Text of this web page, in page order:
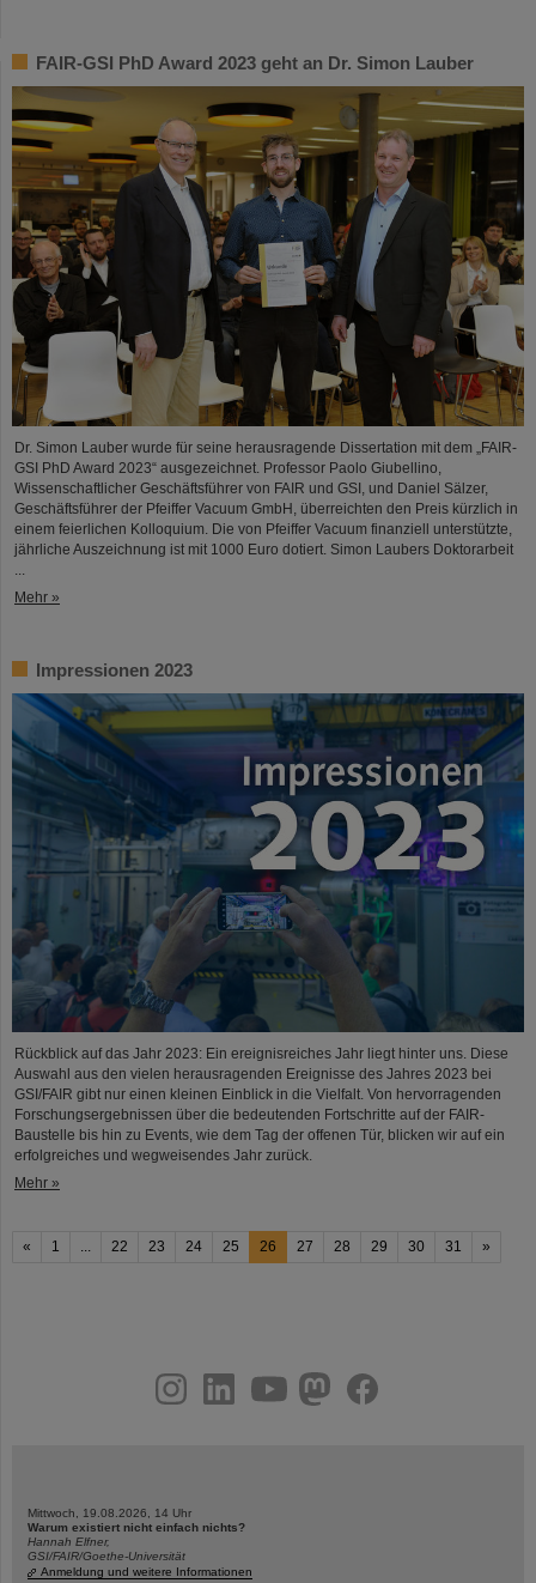
FAIR-GSI PhD Award 2023 geht an Dr. Simon Lauber
Dr. Simon Lauber wurde für seine herausragende Dissertation mit dem „FAIR-
GSI PhD Award 2023“ ausgezeichnet. Professor Paolo Giubellino,
Wissenschaftlicher Geschäftsführer von FAIR und GSI, und Daniel Sälzer,
Geschäftsführer der Pfeiffer Vacuum GmbH, überreichten den Preis kürzlich in
einem feierlichen Kolloquium. Die von Pfeiffer Vacuum finanziell unterstützte,
jährliche Auszeichnung ist mit 1000 Euro dotiert. Simon Laubers Doktorarbeit
...
Mehr »
Impressionen 2023
Rückblick auf das Jahr 2023: Ein ereignisreiches Jahr liegt hinter uns. Diese
Auswahl aus den vielen herausragenden Ereignisse des Jahres 2023 bei
GSI/FAIR gibt nur einen kleinen Einblick in die Vielfalt. Von hervorragenden
Forschungsergebnissen über die bedeutenden Fortschritte auf der FAIR-
Baustelle bis hin zu Events, wie dem Tag der offenen Tür, blicken wir auf ein
erfolgreiches und wegweisendes Jahr zurück.
Mehr »
« 1 22 23 24 25 26 27 28 29 30 31 »
youtubehelmholtz.socialfacebook
Mittwoch, 19.08.2026, 14 Uhr
Warum existiert nicht einfach nichts?
Hannah Elfner,
GSI/FAIR/Goethe-Universität
Anmeldung und weitere Informationen